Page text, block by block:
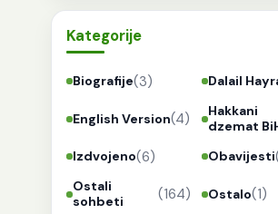
Kategorije
Biografije(3) Dalail
English Version(4)
Hakkani
dzemat
Izdvojeno(6) Obavijesti
Ostali
sohbeti
(164) Ostalo(1)